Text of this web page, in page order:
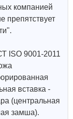
компанией
ISO 9001-2011
вставка -
(центральная
замша).